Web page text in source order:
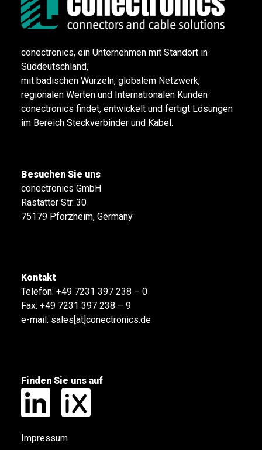
conectronics, ein Unternehmen mit Standort in
Süddeutschland,
mit badischen Wurzeln, globalem Netzwerk,
regionalen Werten und Internationalen Kunden
conectronics findet, entwickelt und fertigt Lösungen
im Bereich Steckverbinder und Kabel.
Besuchen Sie uns
conectronics GmbH
Rastatter Str. 30
75179 Pforzheim, Germany
Kontakt
Telefon: +49 7231 397 238 – 0
Fax: +49 7231 397 238 – 9
e-mail: sales[at]conectronics.de
Finden Sie uns auf
Impressum